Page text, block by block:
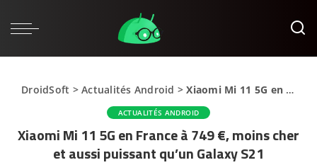
DroidSoft >Actualités Android >Xiaomi Mi 11 5G en France à 749 €, moins cher et aussi puissant qu’un Galaxy S21
ACTUALITÉS ANDROID
Xiaomi Mi 11 5G en France à 749 €, moins cher
et aussi puissant qu’un Galaxy S21